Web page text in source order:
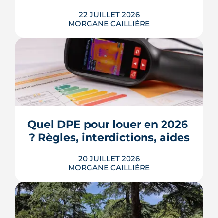
22 JUILLET 2026
MORGANE CAILLIÈRE
Écoles, base de loisirs, transports,
projets urbains et prix au m2 : le guide
3e ville de Haute-Garonne.
LIRE L'ARTICLE
Quel DPE pour louer en 2026
? Règles, interdictions, aides
20 JUILLET 2026
MORGANE CAILLIÈRE
En 2026, un logement doit être classé